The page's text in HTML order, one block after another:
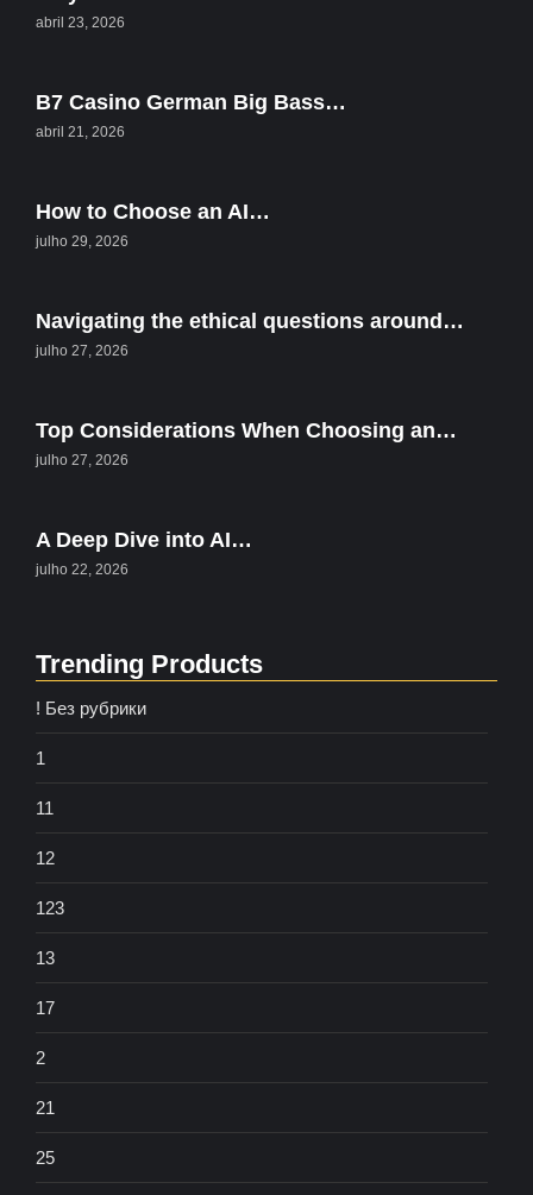
abril 23, 2026
B7 Casino German Big Bass…
abril 21, 2026
How to Choose an AI…
julho 29, 2026
Navigating the ethical questions around…
julho 27, 2026
Top Considerations When Choosing an…
julho 27, 2026
A Deep Dive into AI…
julho 22, 2026
Trending Products
! Без рубрики
1
11
12
123
13
17
2
21
25